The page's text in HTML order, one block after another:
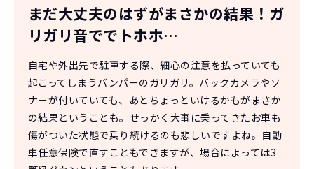
まだ大丈夫のはずがまさかの結果！ ガ
リガリ音ででトホホ…
自宅や外出先で駐車する際、細心の注意を払っていても
起こってしまうバンパーのガリガリ。バックカメラやソ
ナーが付いていても、あとちょっといけるかもがまさか
の結果ということも。せっかく大事に乗ってきたお車も
傷がついた状態で乗り続けるのも悲しいですよね。自動
車任意保険で直すこともできますが、場合によっては3